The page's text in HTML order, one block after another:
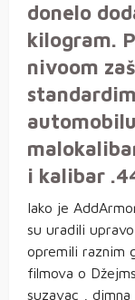
donelo
kilogram.
nivoom
i kalibar
Iako je
su uradili
opremili raznim
filmova o
suzavac ,